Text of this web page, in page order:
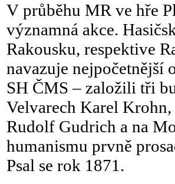
V průběhu MR ve hře
významná akce.
Rakousku, respektive
navazuje nejpočetnější
SH ČMS – založili tři
Velvarech Karel
Rudolf Gudrich a na
humanismu prvně
Psal se rok 1871.